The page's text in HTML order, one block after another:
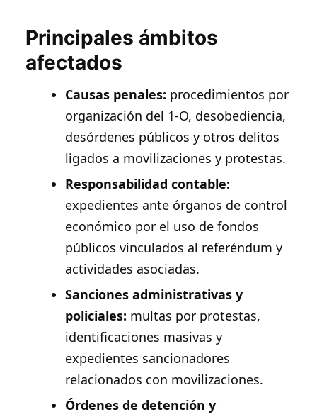
Principales ámbitos
afectados
Causas penales: procedimientos por
organización del 1-O, desobediencia,
desórdenes públicos y otros delitos
ligados a movilizaciones y protestas.
Responsabilidad contable:
expedientes ante órganos de control
económico por el uso de fondos
públicos vinculados al referéndum y
actividades asociadas.
Sanciones administrativas y
policiales: multas por protestas,
identificaciones masivas y
expedientes sancionadores
relacionados con movilizaciones.
Órdenes de detención y